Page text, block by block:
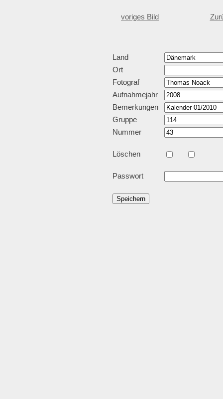
voriges Bild
Land
Ort
Fotograf
Aufnahmejahr
Bemerkungen
Gruppe
Nummer
Löschen
Passwort